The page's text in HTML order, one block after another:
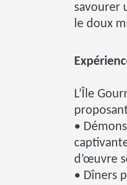
savourer
le doux
L’Île
•
d’œuvre
• Dîners